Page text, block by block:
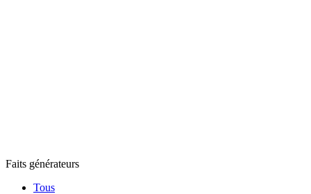
Faits générateurs
Tous